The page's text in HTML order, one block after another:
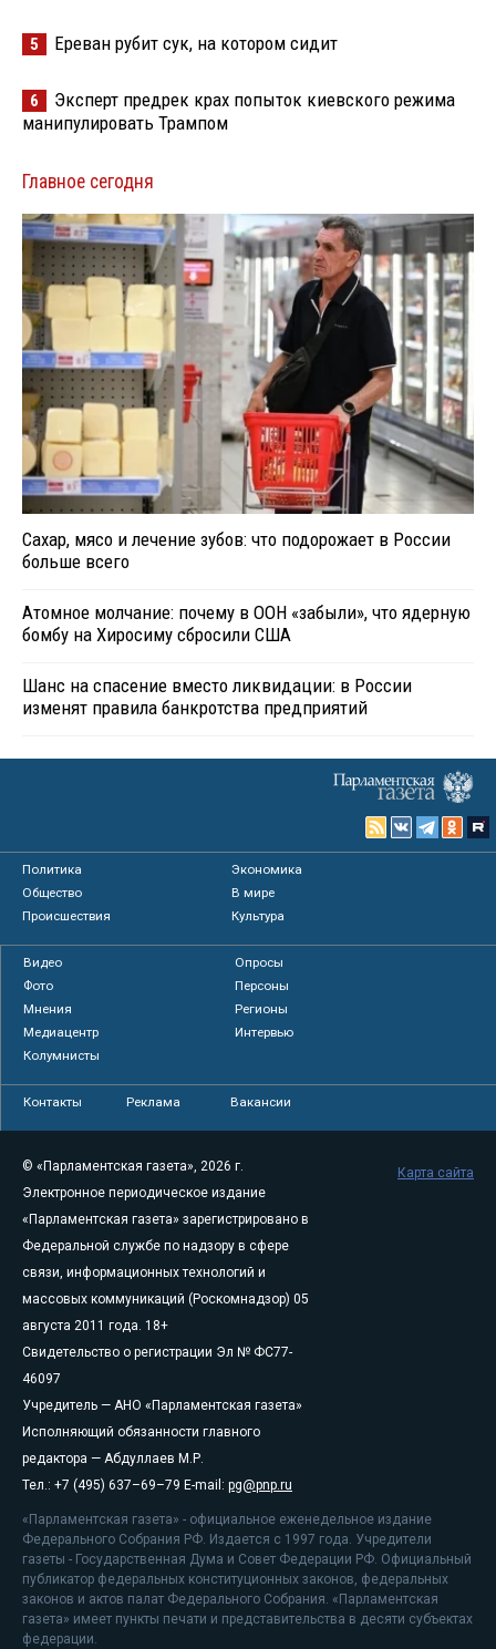
5 Ереван рубит сук, на котором сидит
6
Эксперт предрек крах попыток киевского режима
манипулировать Трампом
Главное сегодня
Сахар, мясо и лечение зубов: что подорожает в России
больше всего
Атомное молчание: почему в ООН «забыли», что ядерную
бомбу на Хиросиму сбросили США
Шанс на спасение вместо ликвидации: в России
изменят правила банкротства предприятий
Политика
Экономика
Общество
В мире
Происшествия
Культура
Видео
Опросы
Фото
Персоны
Мнения
Регионы
Медиацентр
Интервью
Колумнисты
Контакты Реклама Вакансии
© «Парламентская газета», 2026 г.
Электронное периодическое издание
«Парламентская газета» зарегистрировано в
Федеральной службе по надзору в сфере
связи, информационных технологий и
массовых коммуникаций (Роскомнадзор) 05
августа 2011 года. 18+
Свидетельство о регистрации Эл № ФС77-
46097
Учредитель — АНО «Парламентская газета»
Исполняющий обязанности главного
редактора — Абдуллаев М.Р.
Тел.: +7 (495) 637–69–79 E-mail: pg@pnp.ru
«Парламентская газета» - официальное еженедельное издание
Федерального Собрания РФ. Издается с 1997 года. Учредители
газеты - Государственная Дума и Совет Федерации РФ. Официальный
публикатор федеральных конституционных законов, федеральных
законов и актов палат Федерального Собрания. «Парламентская
газета» имеет пункты печати и представительства в десяти субъектах
федерации.
Карта сайта